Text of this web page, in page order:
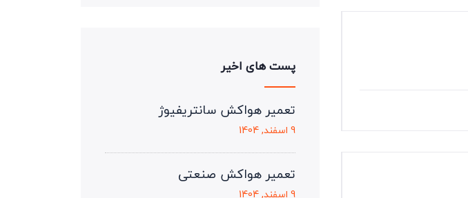
پست های اخیر
تعمیر هواکش سانتریفیوژ
9 اسفند, 1404
تعمیر هواکش صنعتی
9 اسفند, 1404